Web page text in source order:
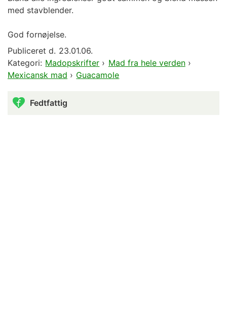
med stavblender.
God fornøjelse.
Publiceret d. 23.01.06.
Kategori: Madopskrifter › Mad fra hele verden›
Mexicansk mad › Guacamole
Fedtfattig